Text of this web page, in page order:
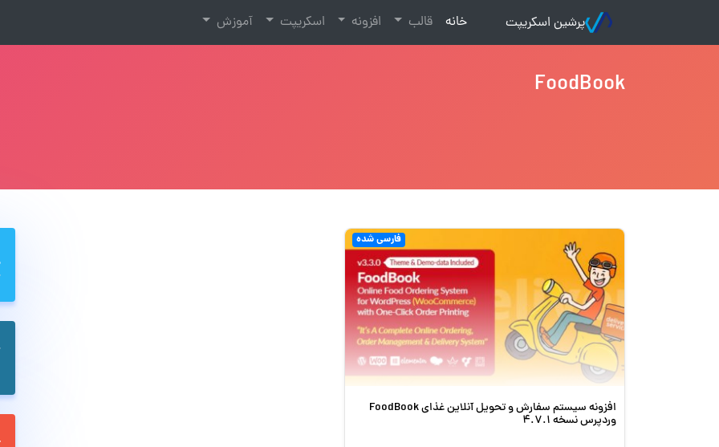
پرشین اسکریپت خانه
(current) قالب افزونه اسکریپت آموزش
FoodBook
فارسی شده
افزونه سیستم سفارش و تحویل آنلاین غذای FoodBook
وردپرس نسخه 4.7.1